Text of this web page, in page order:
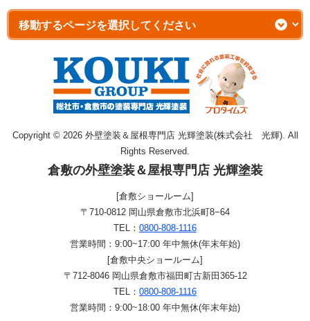
Copyright © 2026 外壁塗装＆屋根専門店 光輝塗装(株式会社 光輝). All
Rights Reserved.
倉敷の外壁塗装＆屋根専門店 光輝塗装
[倉敷ショールーム]
〒710-0812 岡山県倉敷市北浜町8−64
TEL： 0800-808-1116
営業時間：9:00~17:00 年中無休(年末年始)
[倉敷中央ショールーム]
〒712-8046 岡山県倉敷市福田町古新田365-12
TEL： 0800-808-1116
営業時間：9:00~18:00 年中無休(年末年始)